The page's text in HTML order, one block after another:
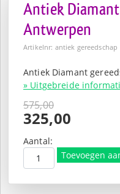
Antiek
Antwerpen
Artikelnr: antiek gereedschap
Antiek Diamant
» Uitgebreide
575,00
prijs
was:
€575,00.
325,00
Huidige
prijs
is:
€325,00.
Aantal:
Toevoegen